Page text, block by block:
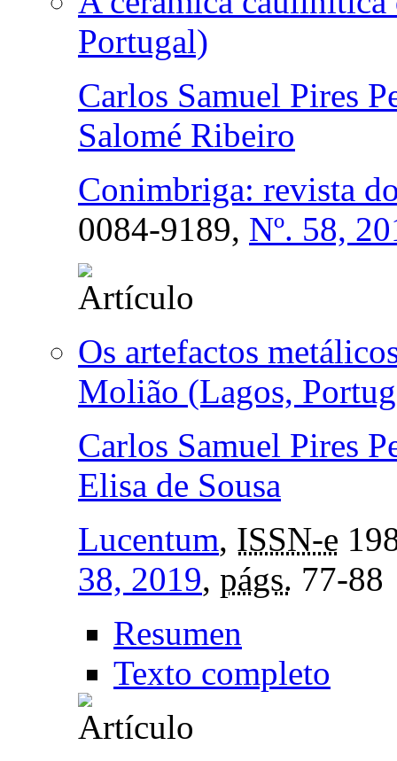
Portugal)
Carlos Samuel Pires
Salomé Ribeiro
Conimbriga: revista
0084-9189, Nº. 58,
Os artefactos
Molião (Lagos,
Carlos Samuel Pires
Elisa de Sousa
Lucentum, ISSN-e
38, 2019, págs. 77-88
Resumen
Texto completo